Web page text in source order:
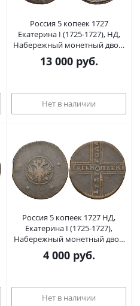
Россия 5 копеек 1727
Екатерина I (1725-1727), НД,
Набережный монетный двор,
хвост орла узкий, вес 21,81 гр.
Биткин 281 медь 00-816-13
13 000руб.
Нет в наличии
Россия 5 копеек 1727 НД,
Екатерина I (1725-1727),
Набережный монетный двор
Биткин к 272 медь 00-00
4 000руб.
Нет в наличии